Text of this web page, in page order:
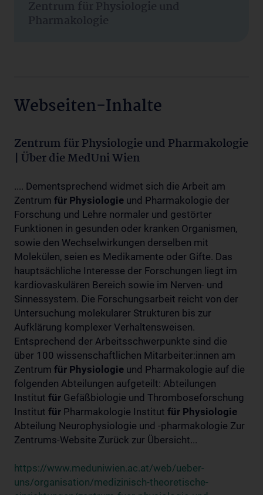
Zentrum für Physiologie und
Pharmakologie
Webseiten-Inhalte
Zentrum für Physiologie und Pharmakologie
| Über die MedUni Wien
.... Dementsprechend widmet sich die Arbeit am
Zentrum für Physiologie und Pharmakologie der
Forschung und Lehre normaler und gestörter
Funktionen in gesunden oder kranken Organismen,
sowie den Wechselwirkungen derselben mit
Molekülen, seien es Medikamente oder Gifte. Das
hauptsächliche Interesse der Forschungen liegt im
kardiovaskulären Bereich sowie im Nerven- und
Sinnessystem. Die Forschungsarbeit reicht von der
Untersuchung molekularer Strukturen bis zur
Aufklärung komplexer Verhaltensweisen.
Entsprechend der Arbeitsschwerpunkte sind die
über 100 wissenschaftlichen Mitarbeiter:innen am
Zentrum für Physiologie und Pharmakologie auf die
folgenden Abteilungen aufgeteilt: Abteilungen
Institut für Gefäßbiologie und Thromboseforschung
Institut für Pharmakologie Institut für Physiologie
Abteilung Neurophysiologie und -pharmakologie Zur
Zentrums-Website Zurück zur Übersicht...
https://www.meduniwien.ac.at/web/ueber-
uns/organisation/medizinisch-theoretische-